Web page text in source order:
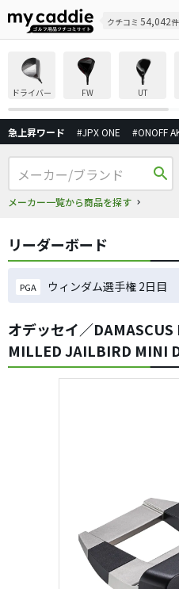
クチコミ 54,042件
ドライバー FW UT
急上昇ワード #JPX ONE #ONOFF
search
メーカー一覧から商品を探す
リーダーボード
PGA ウィンダム選手権 2日目
オデッセイ／
MILLED JAILBIRD MINI